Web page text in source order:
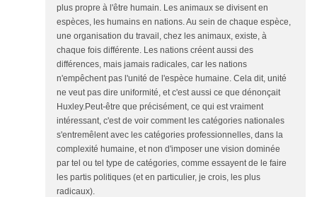
plus propre à l'être humain. Les animaux se divisent en
espèces, les humains en nations. Au sein de chaque espèce,
une organisation du travail, chez les animaux, existe, à
chaque fois différente. Les nations créent aussi des
différences, mais jamais radicales, car les nations
n'empêchent pas l'unité de l'espèce humaine. Cela dit, unité
ne veut pas dire uniformité, et c'est aussi ce que dénonçait
Huxley.Peut-être que précisément, ce qui est vraiment
intéressant, c'est de voir comment les catégories nationales
s'entremêlent avec les catégories professionnelles, dans la
complexité humaine, et non d'imposer une vision dominée
par tel ou tel type de catégories, comme essayent de le faire
les partis politiques (et en particulier, je crois, les plus
radicaux).